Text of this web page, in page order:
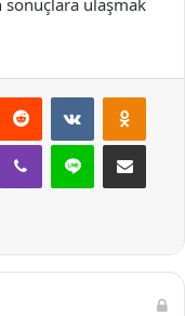
ulaşmak
Reddit VKontakte
Viber Line E-Posta ile